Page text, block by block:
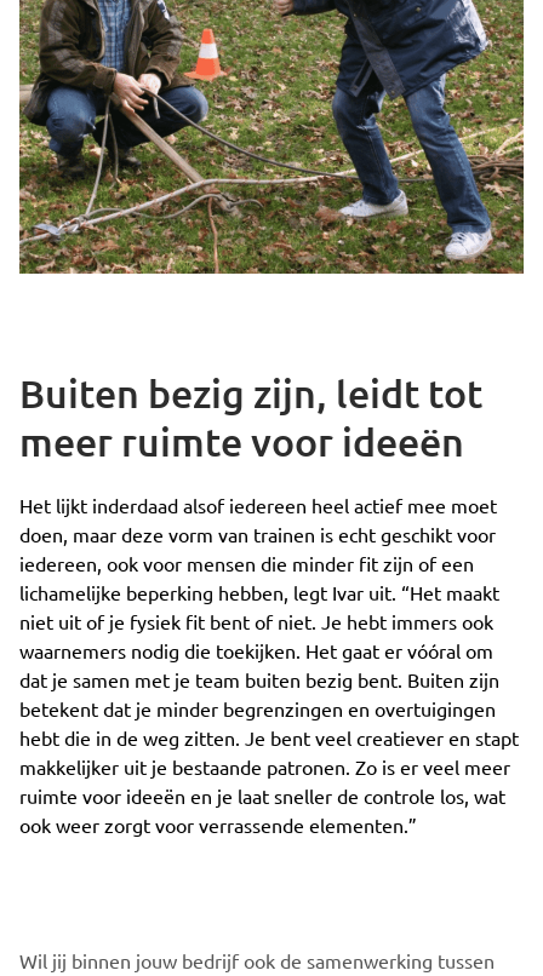
Buiten bezig zijn, leidt tot
meer ruimte voor ideeën
Het lijkt inderdaad alsof iedereen heel actief mee moet
doen, maar deze vorm van trainen is echt geschikt voor
iedereen, ook voor mensen die minder fit zijn of een
lichamelijke beperking hebben, legt Ivar uit. “Het maakt
niet uit of je fysiek fit bent of niet. Je hebt immers ook
waarnemers nodig die toekijken. Het gaat er vóóral om
dat je samen met je team buiten bezig bent. Buiten zijn
betekent dat je minder begrenzingen en overtuigingen
hebt die in de weg zitten. Je bent veel creatiever en stapt
makkelijker uit je bestaande patronen. Zo is er veel meer
ruimte voor ideeën en je laat sneller de controle los, wat
ook weer zorgt voor verrassende elementen.”
Wil jij binnen jouw bedrijf ook de samenwerking tussen